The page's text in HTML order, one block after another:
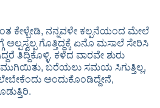
ಕೇಳ್ಬೇಡಿ, ನನ್ನವಳೇ ಕಲ್ಪನೆಯಂದ ಮೇಲೆ
ಅಲ್ಪಸ್ವಲ್ಪ ಗೊತ್ತಿದ್ದಕ್ಕೆ ಏನೊ ಮಸಾಲೆ ಸೇರಿಸಿ
ತಿದ್ದಿಕೊಳ್ಳಿ. ಕಳೆದ ವಾರವೇ ಶುರು
ಬರೆಯಲು ಸಮಯ ಸಿಗುತ್ತಿಲ್ಲ,
ಅಂದುಕೊಂಡಿದ್ದೇನೆ,